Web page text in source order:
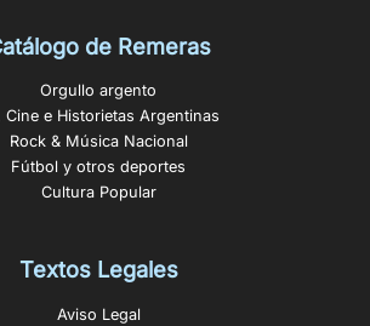
de Remeras
Orgullo argento
Cine e Historietas Argentinas
Rock & Música Nacional
Fútbol y otros deportes
Cultura Popular
Textos Legales
Aviso Legal